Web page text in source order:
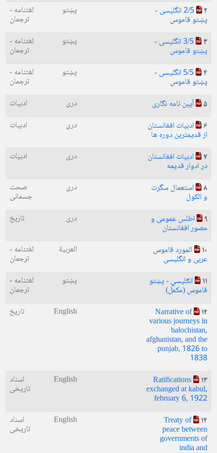
2 2/5 انگلیسی -
پښتو قاموس
پښتو لغتنامه -
ترجمان
3 3/5 انگلیسی -
پښتو قاموس
پښتو لغتنامه -
ترجمان
4 5/5 انگلیسی -
پښتو قاموس
پښتو لغتنامه -
ترجمان
5 آیین نامه نگاری دری ادبیات
6 ادبیات افغانستان
از قدیمترین دوره ها
دری ادبیات
7 ادبیات افغانستان
در ادوار قدیمه
دری ادبیات
8 استعمال سگرت
و الکول
دری صحت
جسمانی
9 اطلس عمومی و
مصور افغانستان
دری تاریخ
10 المورد قاموس
عربی و انگلیسی
العربية لغتنامه -
ترجمان
11 انګلیسي - پښتو
قاموس (مکمل)
پښتو لغتنامه -
ترجمان
12
Narrative of
various journeys in
balochistan,
afghanistan, and the
punjab, 1826 to
1838
English تاریخ
13
Ratifications
exchanged at kabul,
february 6, 1922
English اسناد
تاریخی
14
Treaty of
peace between
governments of
india and
English اسناد
تاریخی